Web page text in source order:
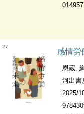
014957
27
感情労働
恩蔵,
河出書
2025/